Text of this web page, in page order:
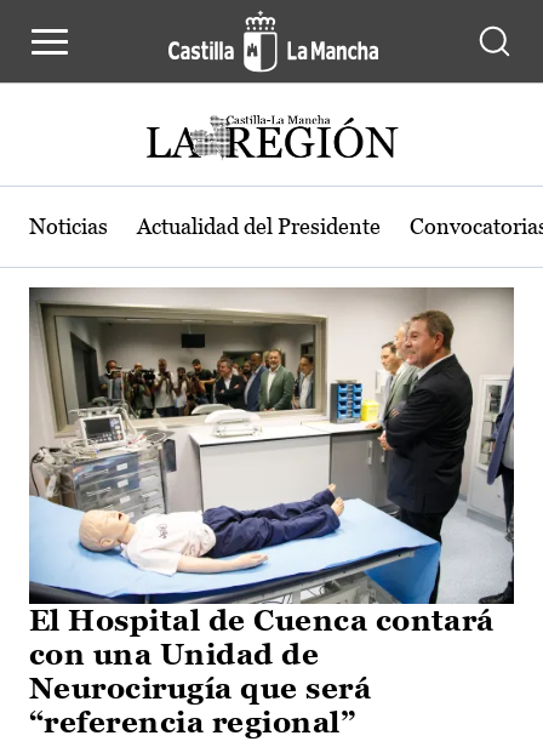
Actualidad de la región de Castilla-
Noticias Actualidad del Presidente
El Hospital de Cuenca contará
con una Unidad de
Neurocirugía que será
“referencia regional”